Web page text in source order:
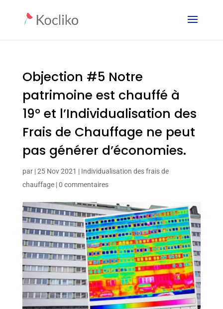
Objection #5 Notre
patrimoine est chauffé à
19° et l’Individualisation des
Frais de Chauffage ne peut
pas générer d’économies.
par |25 Nov 2021 | Individualisation des frais de
chauffage|0 commentaires